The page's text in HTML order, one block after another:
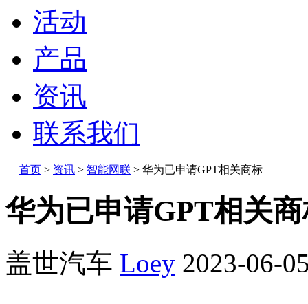
活动
产品
资讯
联系我们
首页 > 资讯 > 智能网联 > 华为已申请GPT相关商标
华为已申请GPT相关
盖世汽车 Loey 2023-06-